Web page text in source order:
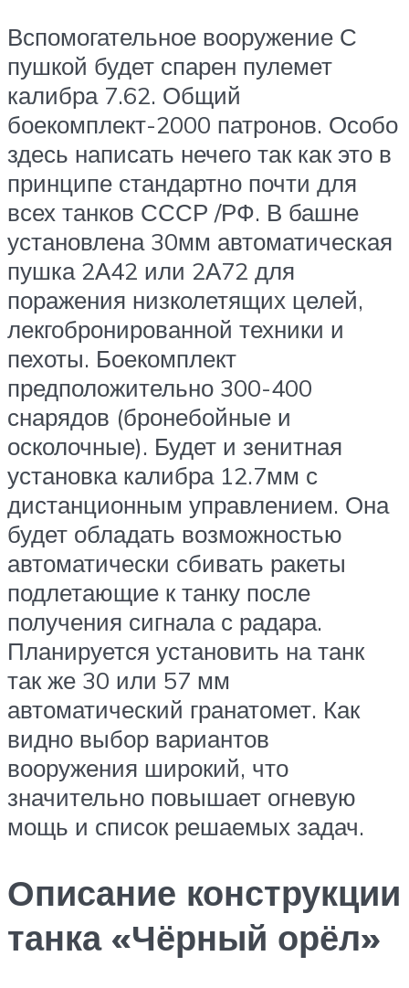
Вспомогательное вооружение С
пушкой будет спарен пулемет
калибра 7.62. Общий
боекомплект-2000 патронов. Особо
здесь написать нечего так как это в
принципе стандартно почти для
всех танков СССР /РФ. В башне
установлена 30мм автоматическая
пушка 2А42 или 2А72 для
поражения низколетящих целей,
лекгобронированной техники и
пехоты. Боекомплект
предположительно 300-400
снарядов (бронебойные и
осколочные). Будет и зенитная
установка калибра 12.7мм с
дистанционным управлением. Она
будет обладать возможностью
автоматически сбивать ракеты
подлетающие к танку после
получения сигнала с радара.
Планируется установить на танк
так же 30 или 57 мм
автоматический гранатомет. Как
видно выбор вариантов
вооружения широкий, что
значительно повышает огневую
мощь и список решаемых задач.
Описание конструкции
танка «Чёрный орёл»